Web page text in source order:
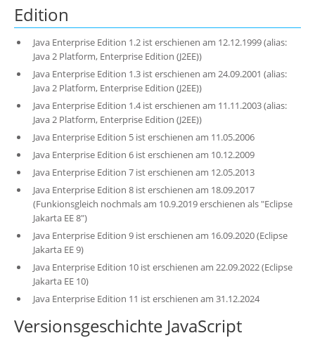
Edition
Java Enterprise Edition 1.2 ist erschienen am 12.12.1999 (alias:
Java 2 Platform, Enterprise Edition (J2EE))
Java Enterprise Edition 1.3 ist erschienen am 24.09.2001 (alias:
Java 2 Platform, Enterprise Edition (J2EE))
Java Enterprise Edition 1.4 ist erschienen am 11.11.2003 (alias:
Java 2 Platform, Enterprise Edition (J2EE))
Java Enterprise Edition 5 ist erschienen am 11.05.2006
Java Enterprise Edition 6 ist erschienen am 10.12.2009
Java Enterprise Edition 7 ist erschienen am 12.05.2013
Java Enterprise Edition 8 ist erschienen am 18.09.2017
(Funkionsgleich nochmals am 10.9.2019 erschienen als "Eclipse
Jakarta EE 8")
Java Enterprise Edition 9 ist erschienen am 16.09.2020 (Eclipse
Jakarta EE 9)
Java Enterprise Edition 10 ist erschienen am 22.09.2022 (Eclipse
Jakarta EE 10)
Java Enterprise Edition 11 ist erschienen am 31.12.2024
Versionsgeschichte JavaScript